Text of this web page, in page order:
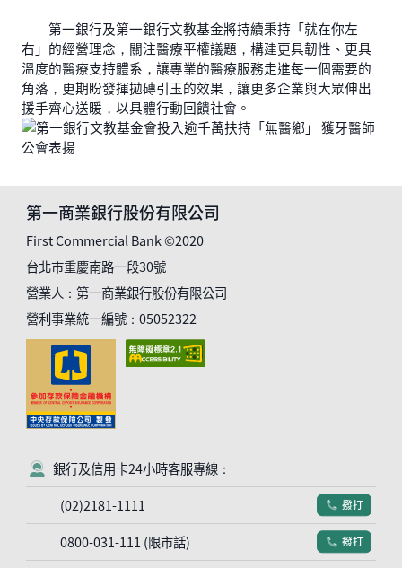
第一銀行及第一銀行文教基金將持續秉持「就在你左
右」的經營理念，關注醫療平權議題，構建更具韌性、更具
溫度的醫療支持體系，讓專業的醫療服務走進每一個需要的
角落，更期盼發揮拋磚引玉的效果，讓更多企業與大眾伸出
援手齊心送暖，以具體行動回饋社會。
第一商業銀行股份有限公司
First Commercial Bank ©2020
台北市重慶南路一段30號
營業人：第一商業銀行股份有限公司
營利事業統一編號：05052322
客服符號
銀行及信用卡24小時客服專線：
(02)2181-1111
電話符號
撥打
0800-031-111 (限市話) 電話符號
撥打